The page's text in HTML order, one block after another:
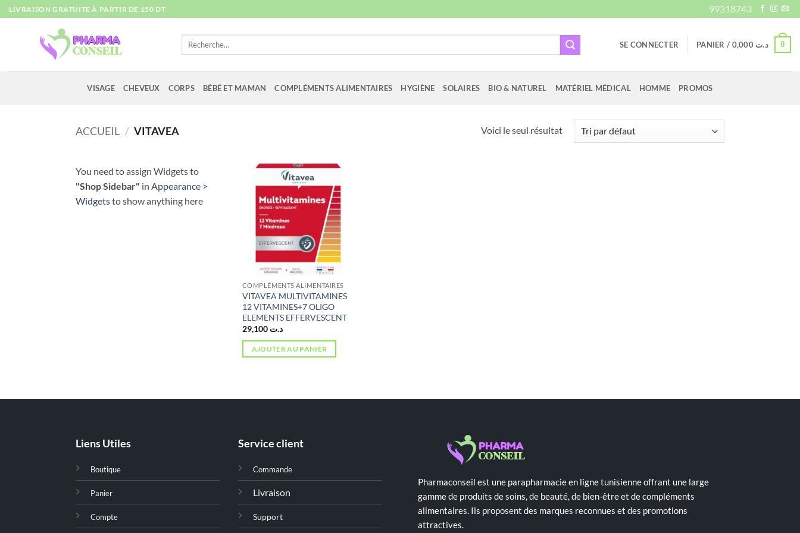
Passer
au
LIVRAISON GRATUITE À PARTIR DE 150 DT 99318743
Recherche
SE CONNECTER PANIER / د.ت 0,000 0
VISAGE CHEVEUX CORPS BÉBÉ ET MAMAN COMPLÉMENTS ALIMENTAIRES HYGIÈNE SOLAIRES BIO & NATUREL MATÉRIEL MÉDICAL HOMME PROMOS
ACCUEIL / VITAVEA Voici le seul résultat
You need to assign Widgets to
"Shop Sidebar" in Appearance >
Widgetsto show anything here
COMPLÉMENTS ALIMENTAIRES
VITAVEA MULTIVITAMINES
12 VITAMINES+7 OLIGO
ELEMENTS EFFERVESCENT
د.ت 29,100
AJOUTER AU PANIER
Liens Utiles
Boutique
Panier
Compte
Service client
Commande
Livraison
Support
Pharmaconseil est une parapharmacie en ligne tunisienne offrant une large
gamme de produits de soins, de beauté, de bien-être et de compléments
alimentaires. Ils proposent des marques reconnues et des promotions
attractives.